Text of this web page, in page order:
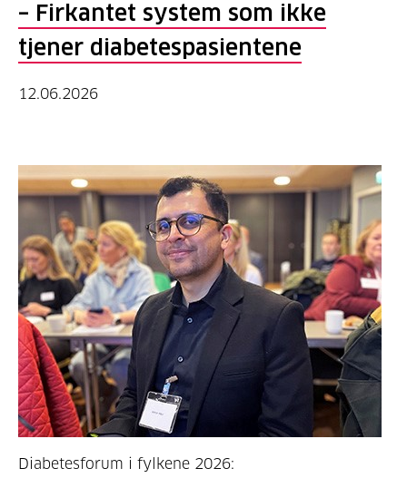
– Firkantet system som ikke
tjener diabetespasientene
12.06.2026
Diabetesforum i fylkene 2026: